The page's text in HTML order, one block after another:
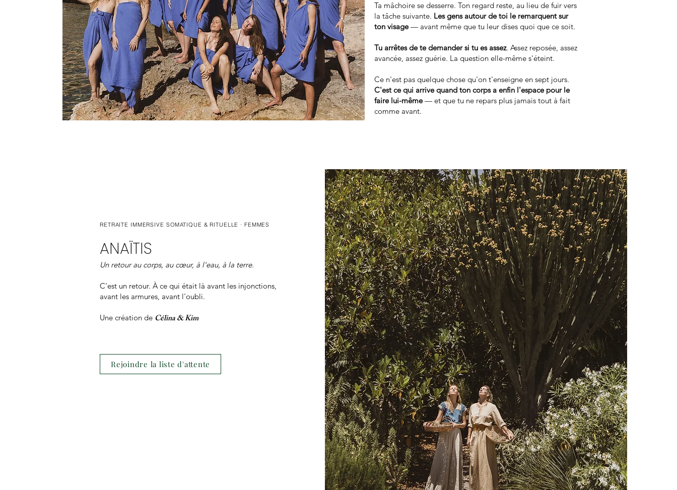
Ta mâchoire se desserre. Ton regard reste, au lieu de fuir vers
la tâche suivante. Les gens autour de toi le remarquent sur
ton visage— avant même que tu leur dises quoi que ce soit.
Tu arrêtes de te demander si tu es assez. Assez reposée, assez
avancée, assez guérie. La question elle-même s'éteint.
Ce n'est pas quelque chose qu'on t'enseigne en sept jours.
C'est ce qui arrive quand ton corps a enfin l'espace pour le
faire lui-même— et que tu ne repars plus jamais tout à fait
comme avant.
ANAÏTIS
Un retour au corps, au cœur, à l'eau, à la terre.
C'est un retour. À ce qui était là avant les injonctions,
avant les armures, avant l'oubli.
Une création de Célina & Kim
RETRAITE IMMERSIVE SOMATIQUE & RITUELLE · FEMMES
Rejoindre la liste d'attente